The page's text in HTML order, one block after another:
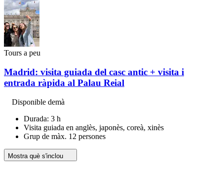
Tours a peu
Madrid: visita guiada del casc antic + visita i
entrada ràpida al Palau Reial
Disponible demà
Durada: 3 h
Visita guiada en anglès, japonès, coreà, xinès
Grup de màx. 12 persones
Mostra què s'inclou